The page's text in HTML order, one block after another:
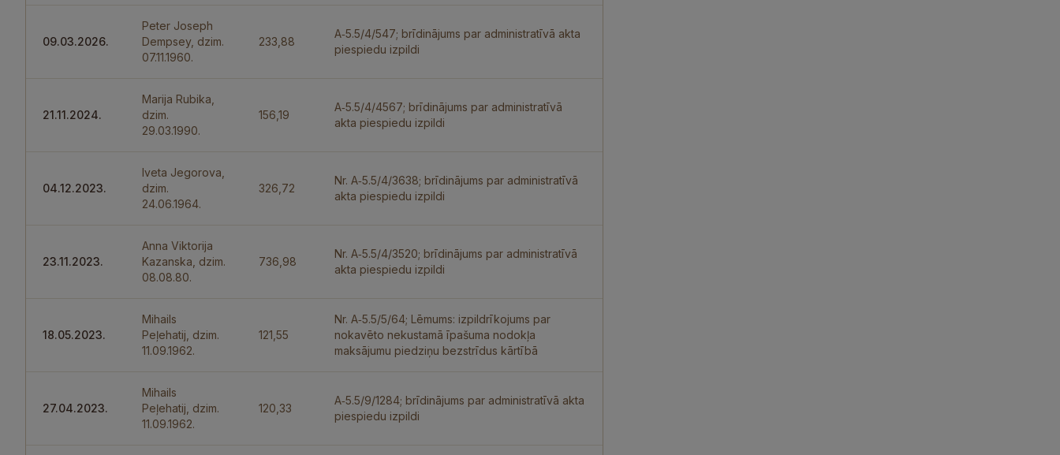
09.03.2026.
Peter Joseph
Dempsey, dzim.
07.11.1960.
233,88
A‑5.5/4/547; brīdinājums par administratīvā akta
piespiedu izpildi
21.11.2024.
Marija Rubika,
dzim.
29.03.1990.
156,19
A‑5.5/4/4567; brīdinājums par administratīvā
akta piespiedu izpildi
04.12.2023.
Iveta Jegorova,
dzim.
24.06.1964.
326,72
Nr. A‑5.5/4/3638; brīdinājums par administratīvā
akta piespiedu izpildi
23.11.2023.
Anna Viktorija
Kazanska, dzim.
08.08.80.
736,98
Nr. A‑5.5/4/3520; brīdinājums par administratīvā
akta piespiedu izpildi
18.05.2023.
Mihails
Peļehatij, dzim.
11.09.1962.
121,55
Nr. A‑5.5/5/64; Lēmums: izpildrīkojums par
nokavēto nekustamā īpašuma nodokļa
maksājumu piedziņu bezstrīdus kārtībā
27.04.2023.
Mihails
Peļehatij, dzim.
11.09.1962.
120,33
A‑5.5/9/1284; brīdinājums par administratīvā akta
piespiedu izpildi